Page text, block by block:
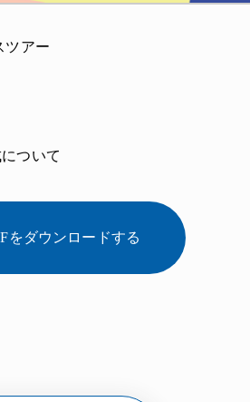
ツアー
ついて
をダウンロードする